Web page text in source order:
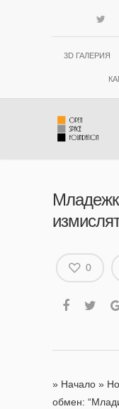
3D ГАЛЕРИЯ
0
» Начало »
обмен: